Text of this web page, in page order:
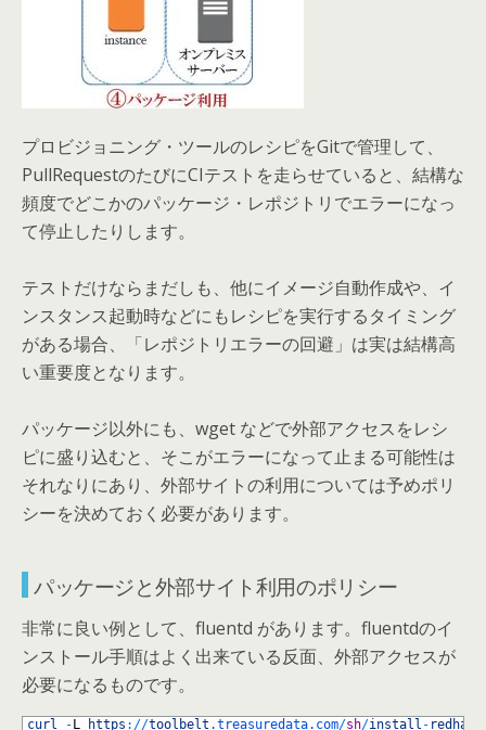
プロビジョニング・ツールのレシピをGitで管理して、
PullRequestのたびにCIテストを走らせていると、結構な
頻度でどこかのパッケージ・レポジトリでエラーになっ
て停止したりします。
テストだけならまだしも、他にイメージ自動作成や、イ
ンスタンス起動時などにもレシピを実行するタイミング
がある場合、「レポジトリエラーの回避」は実は結構高
い重要度となります。
パッケージ以外にも、wget などで外部アクセスをレシ
ピに盛り込むと、そこがエラーになって止まる可能性は
それなりにあり、外部サイトの利用については予めポリ
シーを決めておく必要があります。
パッケージと外部サイト利用のポリシー
非常に良い例として、fluentd があります。fluentdのイ
ンストール手順はよく出来ている反面、外部アクセスが
必要になるものです。
curl - L https : //toolbelt .treasuredata.com/sh/install - redhat